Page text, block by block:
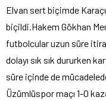
Elvan sert biçimde
biçildi.Hakem Gökhan
futbolcular uzun süre
dolayı sık sık dururken
süre içinde de
Üzümlüspor maçı 1-0